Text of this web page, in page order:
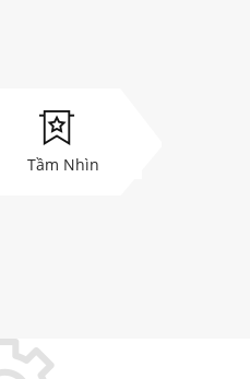
Tầm Nhìn